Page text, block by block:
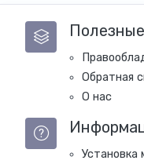
Обратная
О нас
Установка